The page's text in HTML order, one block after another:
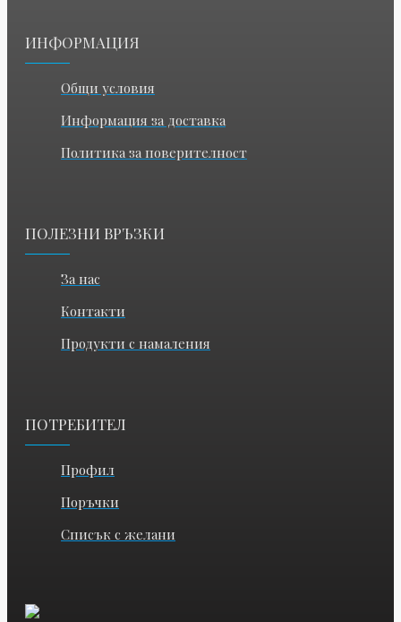
ИНФОРМАЦИЯ
Общи условия
Информация за доставка
Политика за поверителност
ПОЛЕЗНИ ВРЪЗКИ
За нас
Контакти
Продукти с намаления
ПОТРЕБИТЕЛ
Профил
Поръчки
Списък с желани